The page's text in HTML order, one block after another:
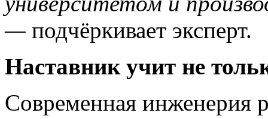
— подчёркивает эксперт.
Наставник учит не
Современная инженерия